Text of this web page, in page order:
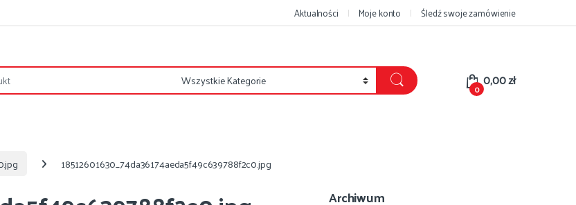
Aktualności Moje konto Śledź swoje zamówienie
0 0,00zł
18512601630_74da36174aeda5f49c639788f2c0.jpg
Archiwum